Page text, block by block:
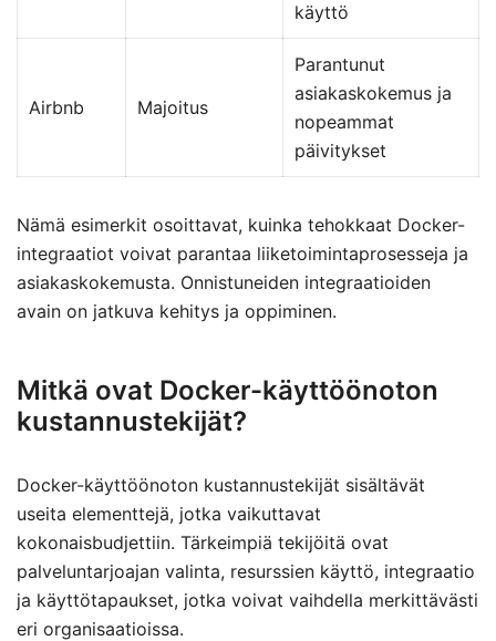
käyttö
Airbnb Majoitus
Parantunut
asiakaskokemus ja
nopeammat
päivitykset
Nämä esimerkit osoittavat, kuinka tehokkaat Docker-
integraatiot voivat parantaa liiketoimintaprosesseja ja
asiakaskokemusta. Onnistuneiden integraatioiden
avain on jatkuva kehitys ja oppiminen.
Mitkä ovat Docker-käyttöönoton
kustannustekijät?
Docker-käyttöönoton kustannustekijät sisältävät
useita elementtejä, jotka vaikuttavat
kokonaisbudjettiin. Tärkeimpiä tekijöitä ovat
palveluntarjoajan valinta, resurssien käyttö, integraatio
ja käyttötapaukset, jotka voivat vaihdella merkittävästi
eri organisaatioissa.